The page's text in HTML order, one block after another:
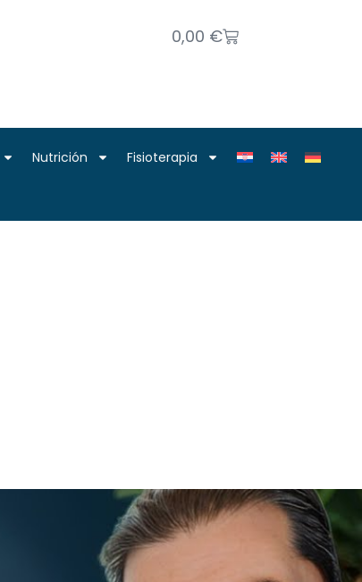
0,00 €
Nutrición Fisioterapia